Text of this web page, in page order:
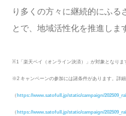
り多くの方々に継続的にふる
とで、地域活性化を推進しま
※1「楽天ペイ（オンライン決済）」が対象となりま
※2 キャンペーンの参加には諸条件があります。詳
（ https://www.satofull.jp/static/campaign/
（ https://www.satofull.jp/static/campaign/